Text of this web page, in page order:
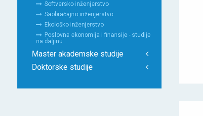
Softversko inženjerstvo
Saobraćajno inženjerstvo
Ekološko inženjerstvo
Poslovna ekonomija i finansije - studije
na daljinu
Master akademske studije
Doktorske studije